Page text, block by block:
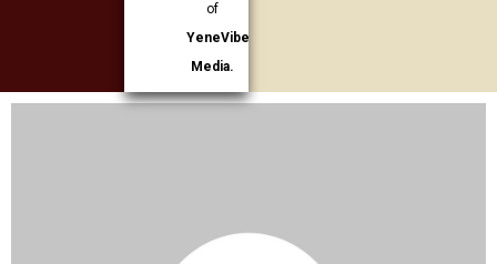
of
YeneVibe
Media.